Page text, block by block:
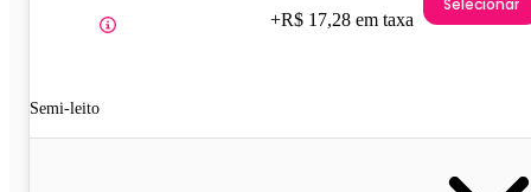
Semi-leito
+R$ 17,28 em taxa